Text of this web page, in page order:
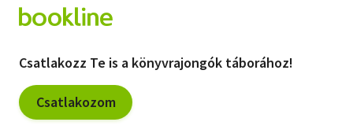
Csatlakozz Te is a könyvrajongók táborához!
Csatlakozom